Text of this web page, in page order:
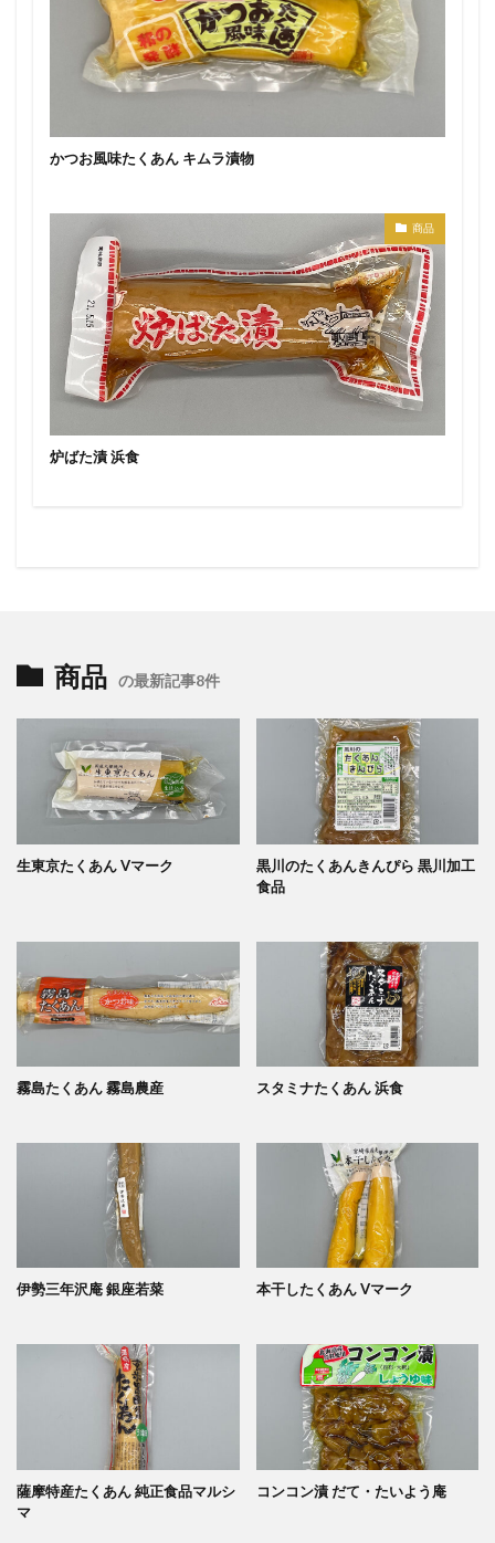
かつお風味たくあん キムラ漬物
商品
炉ばた漬 浜食
商品 の最新記事8件
生東京たくあん Vマーク
黒川のたくあんきんぴら 黒川加工
食品
霧島たくあん 霧島農産 スタミナたくあん 浜食
伊勢三年沢庵 銀座若菜 本干したくあん Vマーク
薩摩特産たくあん 純正食品マルシ
マ
コンコン漬 だて・たいよう庵